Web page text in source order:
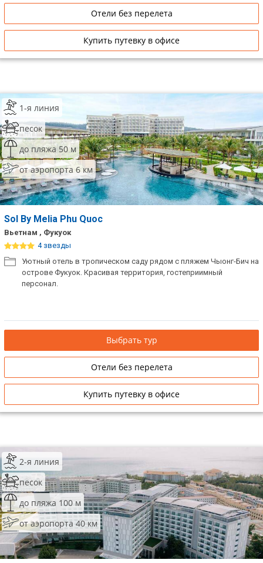
Отели без перелета
Купить путевку в офисе
1-я линия
песок
до пляжа 50 м
от аэропорта 6 км
Sol By Melia Phu Quoc
Вьетнам , Фукуок
4 звезды
Уютный отель в тропическом саду рядом с пляжем Чыонг-Бич на
острове Фукуок. Красивая территория, гостеприимный
персонал.
Выбрать тур
Отели без перелета
Купить путевку в офисе
2-я линия
песок
до пляжа 100 м
от аэропорта 40 км